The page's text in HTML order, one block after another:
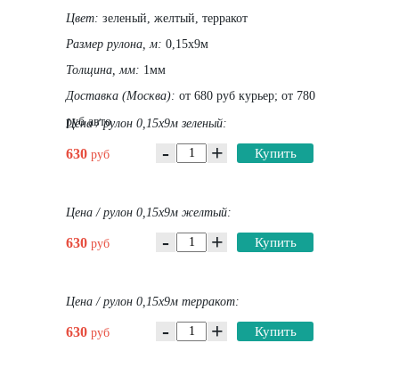
Цвет: зеленый, желтый, терракот
Размер рулона, м: 0,15х9м
Толщина, мм: 1мм
Доставка (Москва): от 680 руб курьер; от 780
руб авто
Цена / рулон 0,15х9м зеленый:
630 руб - + Купить
Цена / рулон 0,15х9м желтый:
630 руб - + Купить
Цена / рулон 0,15х9м терракот:
630 руб - + Купить